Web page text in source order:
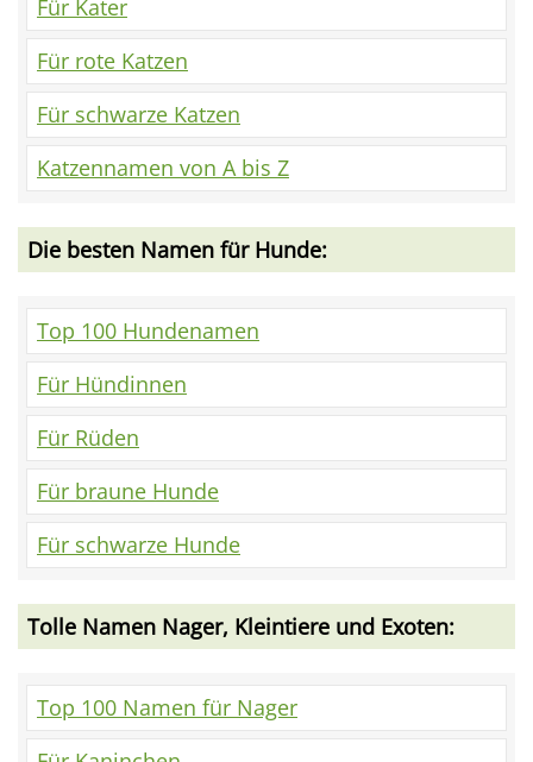
Für Kater
Für rote Katzen
Für schwarze Katzen
Katzennamen von A bis Z
Die besten Namen für Hunde:
Top 100 Hundenamen
Für Hündinnen
Für Rüden
Für braune Hunde
Für schwarze Hunde
Tolle Namen Nager, Kleintiere und Exoten:
Top 100 Namen für Nager